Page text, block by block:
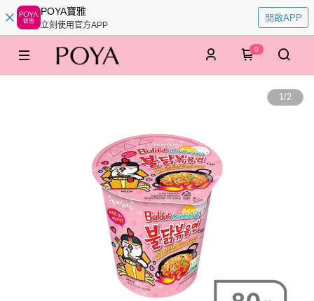
POYA寶雅
立刻使用官方APP
開啟APP
0
1/2